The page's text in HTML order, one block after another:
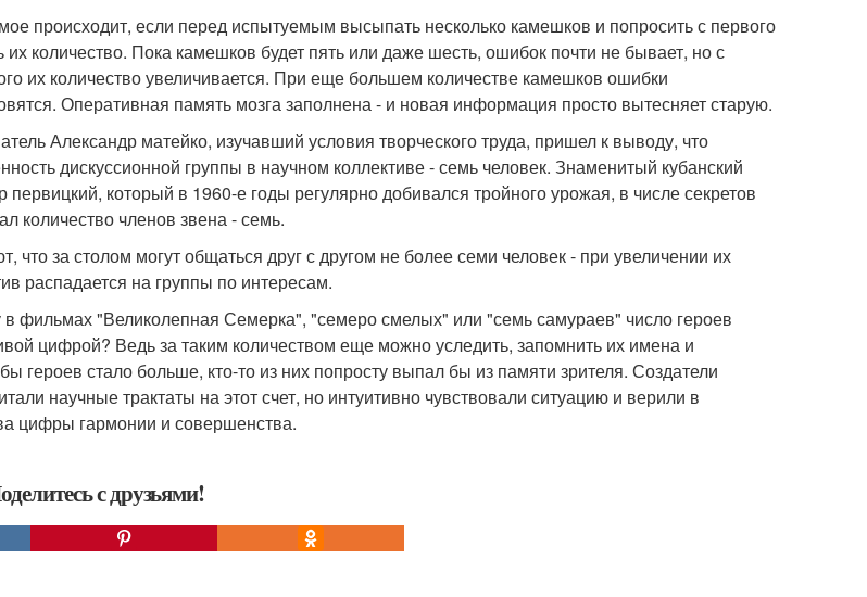
происходит, если перед испытуемым высыпать несколько камешков и попросить с первого
их количество. Пока камешков будет пять или даже шесть, ошибок почти не бывает, но с
их количество увеличивается. При еще большем количестве камешков ошибки
Оперативная память мозга заполнена - и новая информация просто вытесняет старую.
Александр матейко, изучавший условия творческого труда, пришел к выводу, что
дискуссионной группы в научном коллективе - семь человек. Знаменитый кубанский
который в 1960-е годы регулярно добивался тройного урожая, в числе секретов
количество членов звена - семь.
что за столом могут общаться друг с другом не более семи человек - при увеличении их
распадается на группы по интересам.
фильмах "Великолепная Семерка", "семеро смелых" или "семь самураев" число героев
цифрой? Ведь за таким количеством еще можно уследить, запомнить их имена и
героев стало больше, кто-то из них попросту выпал бы из памяти зрителя. Создатели
научные трактаты на этот счет, но интуитивно чувствовали ситуацию и верили в
цифры гармонии и совершенства.
с друзьями!